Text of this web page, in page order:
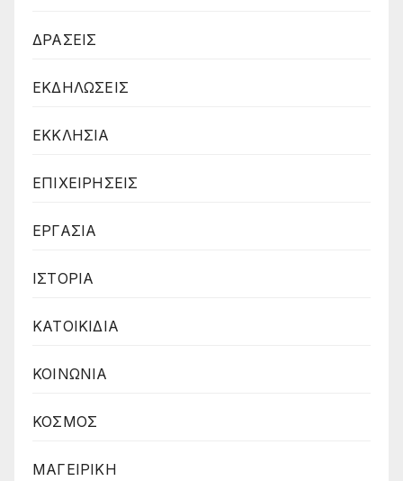
ΔΡΑΣΕΙΣ
ΕΚΔΗΛΩΣΕΙΣ
ΕΚΚΛΗΣΙΑ
ΕΠΙΧΕΙΡΗΣΕΙΣ
ΕΡΓΑΣΙΑ
ΙΣΤΟΡΙΑ
ΚΑΤΟΙΚΙΔΙΑ
ΚΟΙΝΩΝΙΑ
ΚΟΣΜΟΣ
ΜΑΓΕΙΡΙΚΗ